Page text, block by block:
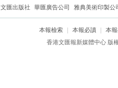
文匯出版社 華匯廣告公司 雅典美術印製公
本報檢索 本報必讀
本
香港文匯報新媒體中心 版